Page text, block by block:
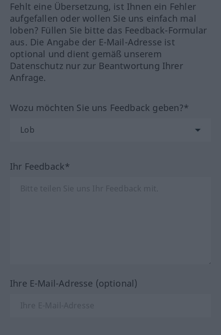
Fehlt eine Übersetzung, ist Ihnen ein Fehler
aufgefallen oder wollen Sie uns einfach mal
loben? Füllen Sie bitte das Feedback-Formular
aus. Die Angabe der E-Mail-Adresse ist
optional und dient gemäß unserem
Datenschutz nur zur Beantwortung Ihrer
Anfrage.
Wozu möchten Sie uns Feedback geben?*
Ihr Feedback*
Ihre E-Mail-Adresse (optional)